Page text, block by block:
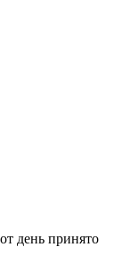
день принято